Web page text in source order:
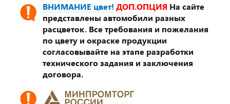
ВНИМАНИЕ цвет! ДОП.ОПЦИЯ На сайте
представлены автомобили разных
расцветок. Все требования и пожелания
по цвету и окраске продукции
согласовывайте на этапе разработки
технического задания и заключения
договора.